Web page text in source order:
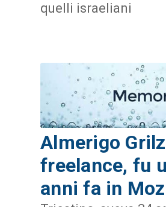
quelli israeliani
Almerigo
freelance, fu
anni fa in